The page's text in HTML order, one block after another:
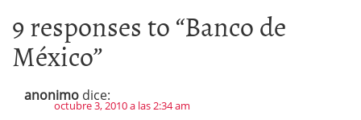
9 responses to “Banco de
México”
anonimo dice:
octubre 3, 2010 a las 2:34 am